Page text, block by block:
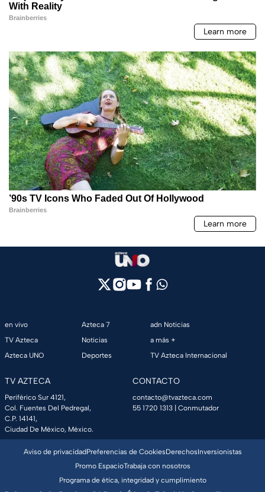
en vivo
TV Azteca
Azteca UNO
Azteca 7
Noticias
Deportes
adn Noticias
a más +
TV Azteca Internacional
TV AZTECA
Periférico Sur 4121,
Col. Fuentes Del Pedregal,
C.P. 14141,
Ciudad De México, México.
CONTACTO
contacto@tvazteca.com
55 1720 1313 | Conmutador
Aviso de privacidadPreferencias de CookiesDerechosInversionistas
Promo EspacioTrabaja con nosotros
Programa de ética, integridad y cumplimiento